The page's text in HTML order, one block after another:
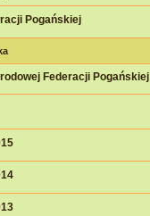
Pogańskiej
Federacji Pogańskiej